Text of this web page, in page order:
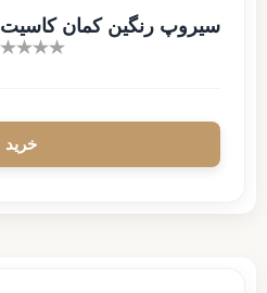
سیروپ رنگین کمان کاسیت